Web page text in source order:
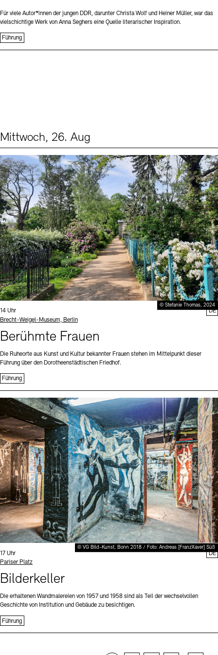
Für viele Autor*innen der jungen DDR, darunter Christa Wolf und Heiner Müller, war das
vielschichtige Werk von Anna Seghers eine Quelle literarischer Inspiration.
Führung
Mittwoch, 26. Aug
© Stefanie Thomas, 2024
Uhrzeit:
14 Uhr
Standort
Brecht-Weigel-Museum, Berlin
Berühmte Frauen
Die Ruheorte aus Kunst und Kultur bekannter Frauen stehen im Mittelpunkt dieser
Führung über den Dorotheenstädtischen Friedhof.
Führung
DE
© VG Bild-Kunst, Bonn 2018 / Foto: Andreas [FranzXaver] Süß
Uhrzeit:
17 Uhr
Standort
Pariser Platz
Bilderkeller
Die erhaltenen Wandmalereien von 1957 und 1958 sind als Teil der wechselvollen
Geschichte von Institution und Gebäude zu besichtigen.
Führung
DE